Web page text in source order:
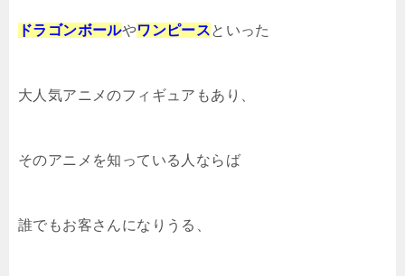
ドラゴンボールやワンピースといった
大人気アニメのフィギュアもあり、
そのアニメを知っている人ならば
誰でもお客さんになりうる、